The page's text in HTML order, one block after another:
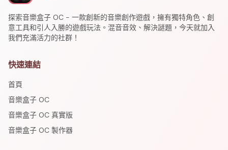
探索音樂盒子 OC - 一款創新的音樂創作遊戲，擁有獨特角色、創
意工具和引人入勝的遊戲玩法。混音音效、解決謎題，今天就加入
我們充滿活力的社群！
快速連結
首頁
音樂盒子 OC
音樂盒子 OC 真實版
音樂盒子 OC 製作器